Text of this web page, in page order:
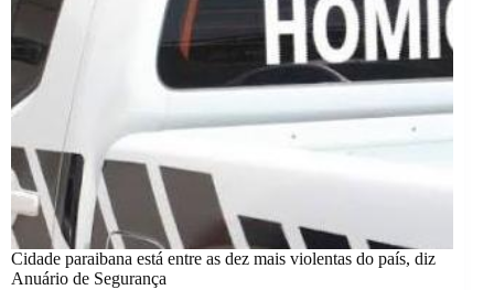
Cidade paraibana está entre as dez mais violentas do país, diz
Anuário de Segurança